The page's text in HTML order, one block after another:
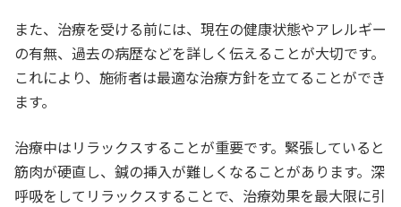
また、治療を受ける前には、現在の健康状態やアレルギー
の有無、過去の病歴などを詳しく伝えることが大切です。
これにより、施術者は最適な治療方針を立てることができ
ます。
治療中はリラックスすることが重要です。緊張していると
筋肉が硬直し、鍼の挿入が難しくなることがあります。深
呼吸をしてリラックスすることで、治療効果を最大限に引